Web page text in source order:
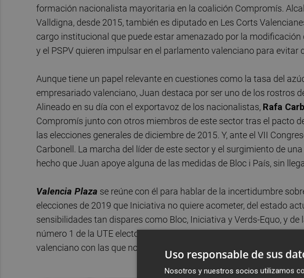
formación nacionalista mayoritaria en la coalición Compromís.
Valldigna, desde 2015, también es diputado en Les Corts
cargo institucional que puede estar amenazado por la
y el PSPV quieren impulsar en el parlamento valenciano para evitar
Aunque tiene un papel relevante en cuestiones como la tasa del
empresariado valenciano, Juan destaca por ser uno de los rostros
Alineado en su día con el exportavoz de los nacionalistas, Rafa
Compromís junto con otros miembros de este sector tras el pacto
las elecciones generales de diciembre de 2015. Y, ante el VII
Carbonell. La marcha del líder de este sector y el surgimiento de
hecho que Juan apoye alguna de las medidas de Bloc i País, sin
Valencia Plaza se reúne con él para hablar de la incertidumbre
elecciones de 2019 que Iniciativa no quiere acometer, del estado
sensibilidades tan dispares como Bloc, Iniciativa y Verds-Equo, y de
número 1 de la UTE electoral. Pero también de las últimas y
valenciano con las que no esconde su desacuerdo.
Uso responsable de sus
Nosotros y nuestros socios utilizamos